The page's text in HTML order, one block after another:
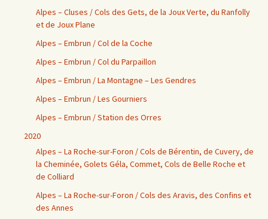
Alpes – Cluses / Cols des Gets, de la Joux Verte, du Ranfolly
et de Joux Plane
Alpes – Embrun / Col de la Coche
Alpes – Embrun / Col du Parpaillon
Alpes – Embrun / La Montagne – Les Gendres
Alpes – Embrun / Les Gourniers
Alpes – Embrun / Station des Orres
2020
Alpes – La Roche-sur-Foron / Cols de Bérentin, de Cuvery, de
la Cheminée, Golets Géla, Commet, Cols de Belle Roche et
de Colliard
Alpes – La Roche-sur-Foron / Cols des Aravis, des Confins et
des Annes